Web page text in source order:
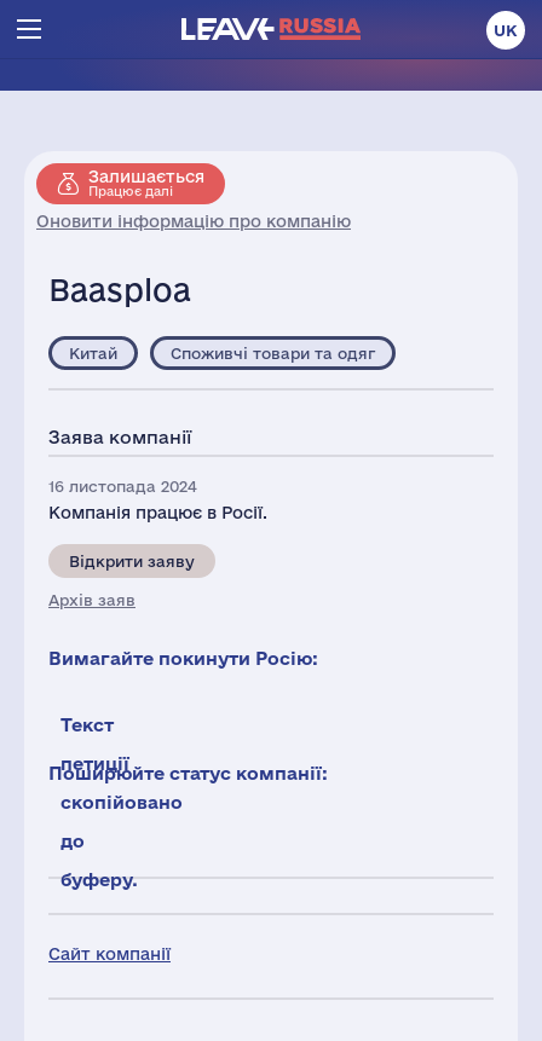
UK
Залишається
Працює далі
Оновити інформацію про компанію
Baasploa
Сайт компанії
Китай Споживчі товари та одяг
Заява компанії
16 листопада 2024
Компанія працює в Росії.
Відкрити заяву
Архів заяв
Вимагайте покинути Росію:
Текст
петиції
скопійовано
до
буферу.
Поширюйте статус компанії: